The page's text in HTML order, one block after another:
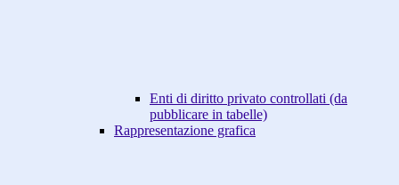
Enti di diritto privato controllati (da
pubblicare in tabelle)
Rappresentazione grafica